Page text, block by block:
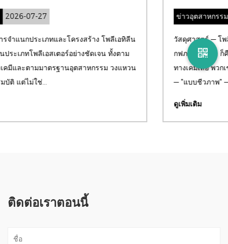
ข่าวอุตสาหกรรม
วัสดุศาสตร์ — โพลีเมอร์จากชีวภาพ ความแตกต่างหลักระหว่าง
กฟภ และ ปลา ก็คือ พวกมันไม่เกี่ยวข้องกับตระกูลโพลีเอสเตอร์
ทางเคมีเลย พวกเขาเพียงแค่ใช้ป้ายกำกับทางการตลาดร่วมกัน
— "แบบชีวภาพ" — ในข...
ติดต่อเราตอนนี้